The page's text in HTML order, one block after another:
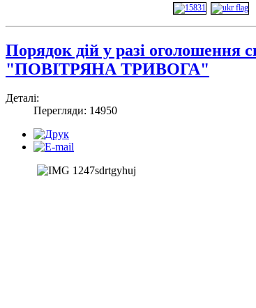
Порядок дій у разі оголошення
"ПОВІТРЯНА ТРИВОГА"
Деталі:
Перегляди: 14950